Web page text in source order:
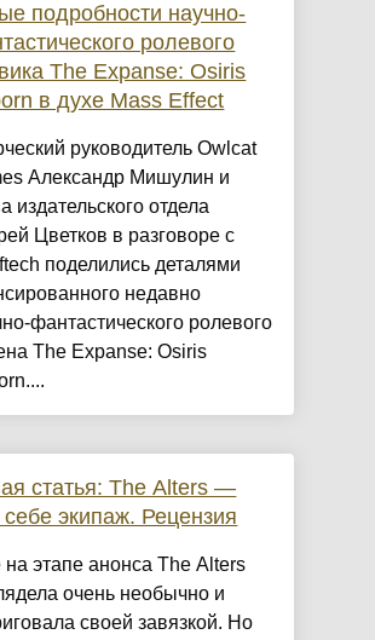
подробности научно-
ролевого
The Expanse: Osiris
в духе Mass Effect
руководитель Owlcat
Александр Мишулин и
издательского отдела
Цветков в разговоре с
поделились деталями
недавно
фантастического ролевого
The Expanse: Osiris
статья: The Alters —
экипаж. Рецензия
этапе анонса The Alters
очень необычно и
своей завязкой. Но